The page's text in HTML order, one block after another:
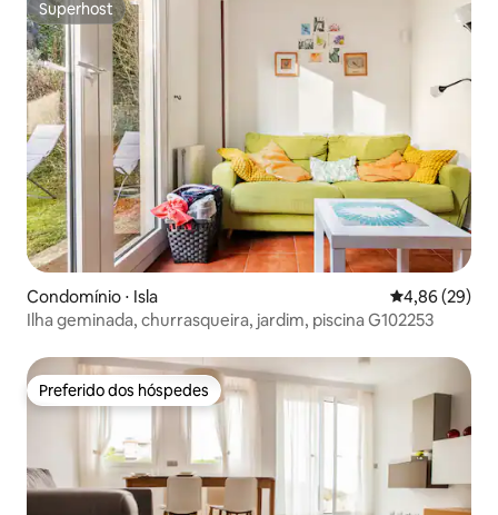
Superhost
Superhost
Condomínio ⋅ Isla 4,86 de uma
4,86 (29)
Ilha geminada, churrasqueira, jardim, piscina G102253
Preferido dos hóspedes
Preferido dos hóspedes